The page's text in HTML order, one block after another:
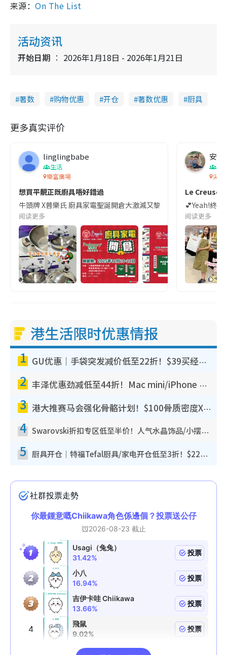
来源：On The List
活动资讯
开始日期 2026年1月18日 - 2026年1月21日
著数 购物优惠 开仓 著数优惠 厨具
更多真实评价
linglingbabe
生活
樂富廣場
想買平靚正既廚具唔好錯過
牛頭牌 X普樂氏 廚具家電聖誕開倉大激減又黎啦 今次係樂富廣場
阅读更多
安妮
著
尖沙
Le Creuset
💕Yeah!終
阅读更多
港生活限时优惠情报
1 GU优惠｜手袋突发减价低至22折！$39买经典波士顿包/饺子包！饰物同步减价$29起！
2 丰泽优惠劲减低至44折！Mac mini/iPhone 17 Pro大减价！厨房家电$220起
3 港大推赛马会强化骨骼计划！$100骨质密度X光检查 完成免费运动训练送超市礼券！附参加资格
4 Swarovski折扣专区低至半价！人气水晶饰品/小摆设$138起！迪士尼款/水晶高跟鞋都有优惠
5 厨具开仓｜特福Tefal厨具/家电开仓低至3折！$220起买平底锅/炒锅/汤锅！电饭煲/吸尘器/挂烫机$418起